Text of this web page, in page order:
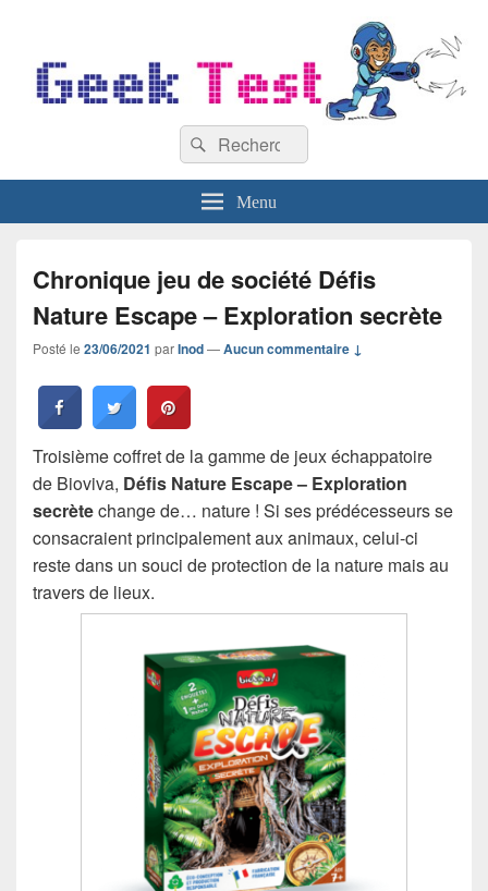
Recherche :
Rechercher
Menu
Chronique jeu de société Défis
Nature Escape – Exploration secrète
Posté le 23/06/2021 parInod—Aucun commentaire ↓
Troisième coffret de la gamme de jeux échappatoire
de Bioviva, Défis Nature Escape – Exploration
secrètechange de… nature ! Si ses prédécesseurs se
consacraient principalement aux animaux, celui-ci
reste dans un souci de protection de la nature mais au
travers de lieux.